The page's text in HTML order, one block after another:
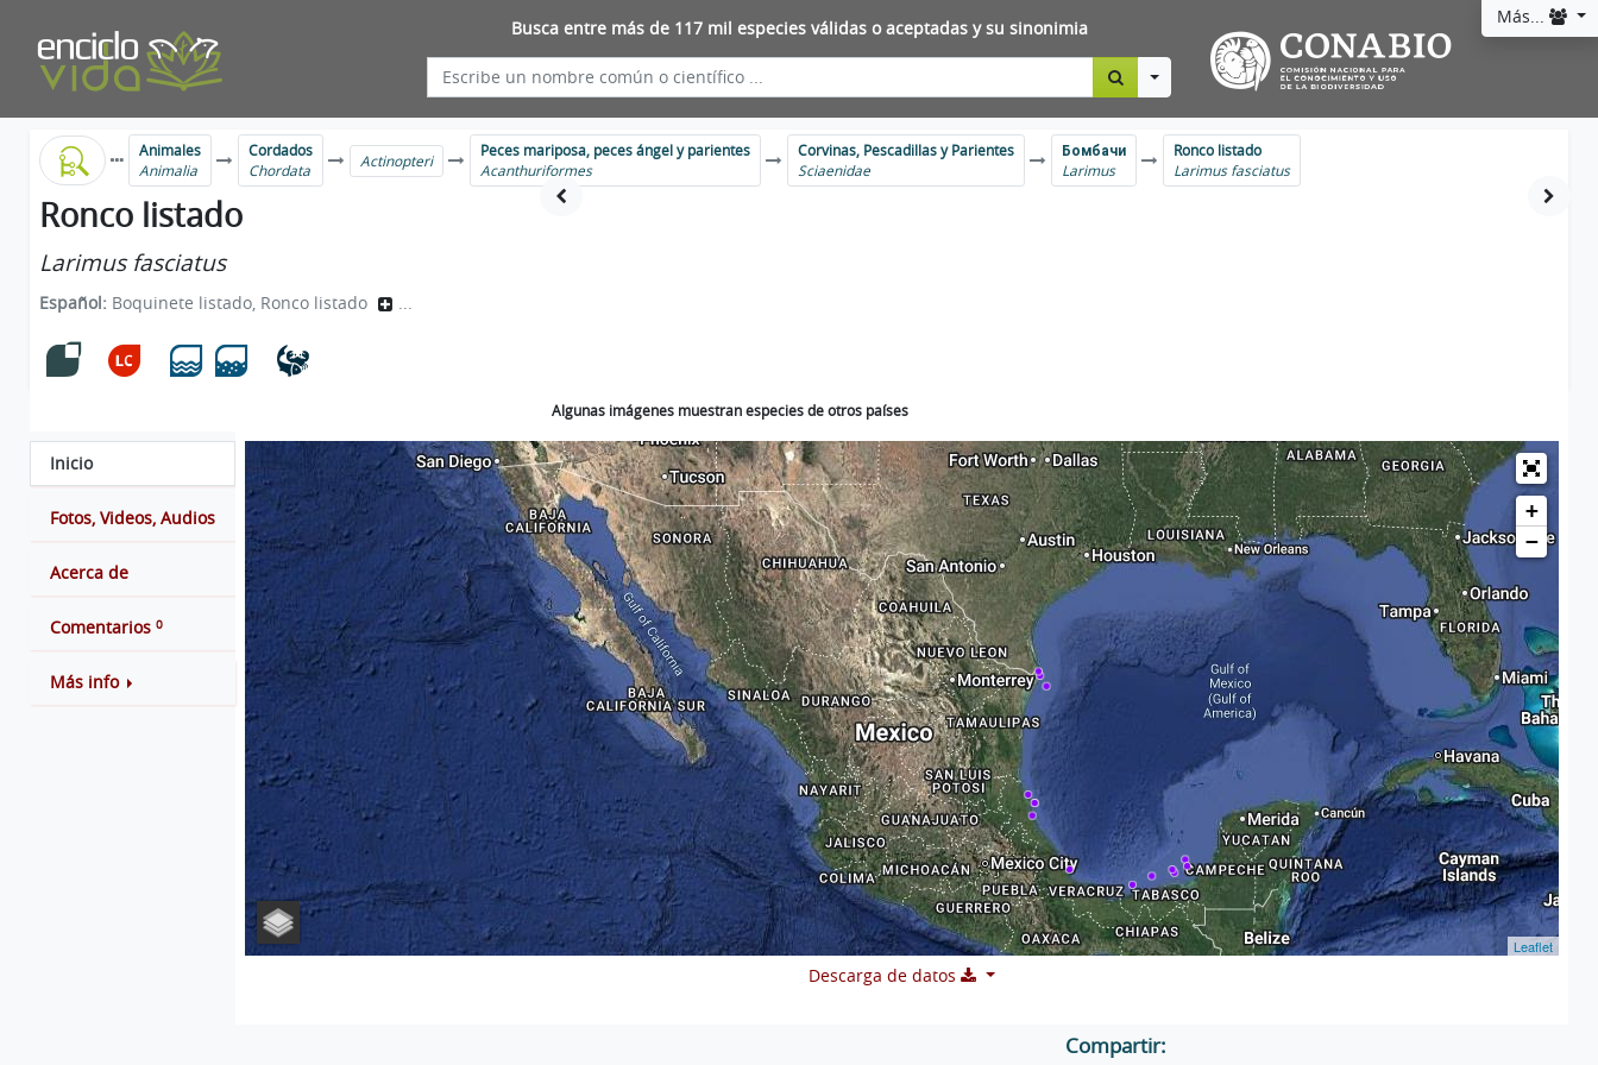
Más...
Busca entre más de 117 mil especies válidas o aceptadas y su sinonimia
Toggle Dropdown
Animales
Animalia
Cordados
Chordata
Actinopteri
Peces mariposa, peces ángel y parientes
Acanthuriformes
Corvinas, Pescadillas y Parientes
Sciaenidae
Бомбачи
Larimus
Ronco listado
Larimus fasciatus
Ronco listado
Larimus fasciatus
Español: Boquinete listado, Ronco listado ...
Algunas imágenes muestran especies de otros países
Inicio
Fotos, Videos, Audios
Acerca de
Comentarios 0
Más info
+
−
Leaflet
Descarga de datos
Compartir: